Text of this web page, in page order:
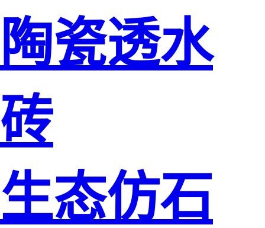
陶瓷透水
砖
生态仿石